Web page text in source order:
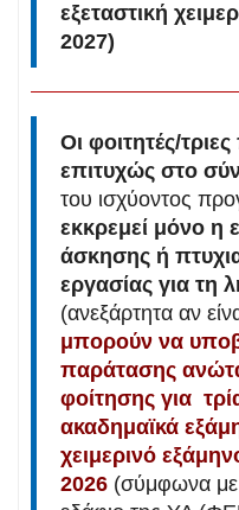
εξεταστική
2027)
Οι φοιτητές/
επιτυχώς στο
του ισχύοντος
εκκρεμεί μόνο η
άσκησης ή
εργασίας για τη
(ανεξάρτητα αν
μπορούν να
παράτασης
φοίτησης για
ακαδημαϊκά
χειμερινό
2026 (σύμφωνα με